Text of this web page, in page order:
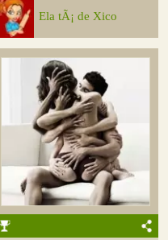
Ela tÃ¡ de Xico